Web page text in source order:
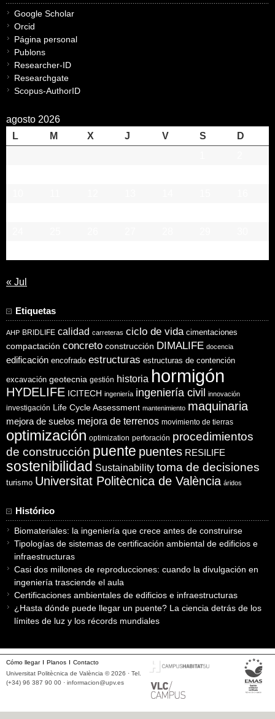
Google Scholar
Orcid
Página personal
Publons
Researcher-ID
Researchgate
Scopus-AuthorID
agosto 2026
L
M X J V S
D
« Jul
Etiquetas
AHP BRIDLIFE calidad carreteras ciclo de vida cimentaciones
compactación concreto construcción DIMALIFE docencia
edificación encofrado estructuras estructuras de contención
excavación geotecnia gestión historia hormigón
HYDELIFE ICITECH ingeniería ingeniería civil innovación
investigación Life Cycle Assessment mantenimiento maquinaria
mejora de suelos mejora de terrenos movimiento de tierras
optimización optimization perforación procedimientos
de construcción puente puentes RESILIFE
sostenibilidad Sustainability toma de decisiones
turismo Universitat Politècnica de València áridos
Histórico
Biomateriales: la ingeniería que crece antes de construirse
Tipologías de sistemas de certificación ambiental de edificios e
infraestructuras
Casi dos millones de reproducciones: cuando la divulgación en
ingeniería trasciende el aula
Certificaciones ambientales de edificios e infraestructuras
¿Hasta dónde puede llegar un puente? La ciencia detrás de los
límites de luz y los récords mundiales
Cómo llegar Planos
Contacto
Universitat Politècnica de València © 2026 · Tel.
(+34) 96 387 90 00 · informacion@upv.es